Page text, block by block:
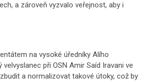
a zároveň vyzvalo veřejnost, aby i
na vysoké úředníky Alího
při OSN Amir Saíd Iravani ve
a normalizovat takové útoky, což by